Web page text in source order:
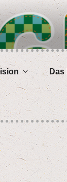
Das